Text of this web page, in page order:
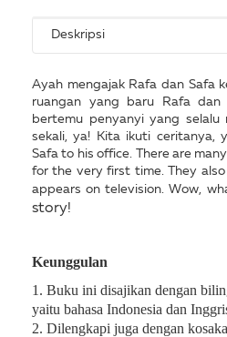
Deskripsi
Ayah mengajak Rafa dan Safa
ruangan yang baru Rafa dan
bertemu penyanyi yang selalu
sekali, ya! Kita ikuti ceritanya,
Safa to his office. There are
for the very first time. They
appears on television. Wow,
story!
Keunggulan
1. Buku ini disajikan dengan
yaitu bahasa Indonesia dan
2. Dilengkapi juga dengan